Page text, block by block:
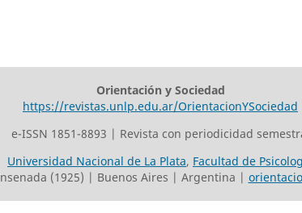
Orientación y Sociedad
https://revistas.unlp.edu.ar/OrientacionYSociedad
e-ISSN 1851-8893 | Revista con periodicidad
Universidad Nacional de La Plata, Facultad de
(1925) | Buenos Aires | Argentina |